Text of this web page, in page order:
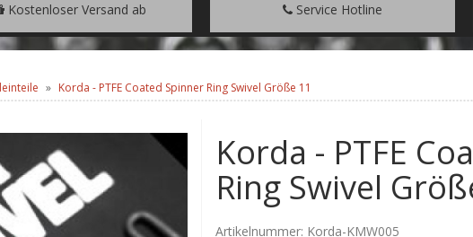
Kostenloser Versand ab
WARENWERT VON € 200.- Service Hotline
+49 (0) 9429/948344
Korda - PTFE Coated Spinner Ring Swivel Größe 11
Korda - PTFE
Ring Swivel
Artikelnummer: Korda-KMW005